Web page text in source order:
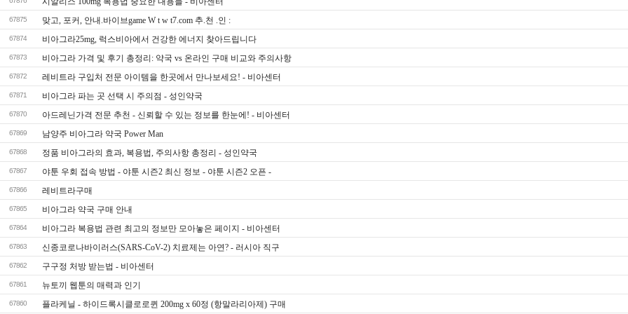
67875 맞고, 포커, 안내.바이브game W t w t7.com 추.천 .인 :
67874 비아그라25mg, 럭스비아에서 건강한 에너지 찾아드립니다
67873 비아그라 가격 및 후기 총정리: 약국 vs 온라인 구매 비교와 주의사항
67872 레비트라 구입처 전문 아이템을 한곳에서 만나보세요! - 비아센터
67871 비아그라 파는 곳 선택 시 주의점 - 성인약국
67870 아드레닌가격 전문 추천 - 신뢰할 수 있는 정보를 한눈에! - 비아센터
67869 남양주 비아그라 약국 Power Man
67868 정품 비아그라의 효과, 복용법, 주의사항 총정리 - 성인약국
67867 야툰 우회 접속 방법 - 야툰 시즌2 최신 정보 - 야툰 시즌2 오픈 -
67866 레비트라구매
67865 비아그라 약국 구매 안내
67864 비아그라 복용법 관련 최고의 정보만 모아놓은 페이지 - 비아센터
67863 신종코로나바이러스(SARS-CoV-2) 치료제는 아연? - 러시아 직구
67862 구구정 처방 받는법 - 비아센터
67861 뉴토끼 웹툰의 매력과 인기
67860 플라케닐 - 하이드록시클로로퀸 200mg x 60정 (항말라리아제) 구매